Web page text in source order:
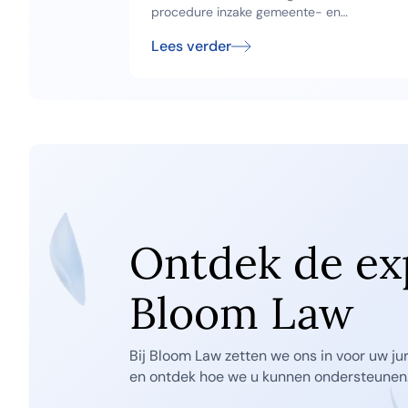
informatie
procedure inzake gemeente- en
bezorgen wij u een overzicht van de
Lees verder
Ontdek de
Bloom Law
Bij Bloom Law zetten we ons in voor uw
en ontdek hoe we u kunnen